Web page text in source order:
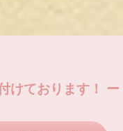
けております！ ー